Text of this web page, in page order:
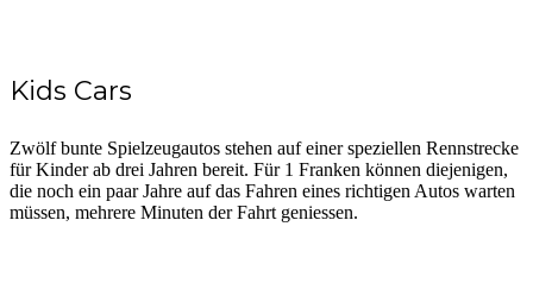
Kids Cars
Zwölf bunte Spielzeugautos stehen auf einer speziellen Rennstrecke
für Kinder ab drei Jahren bereit. Für 1 Franken können diejenigen,
die noch ein paar Jahre auf das Fahren eines richtigen Autos warten
müssen, mehrere Minuten der Fahrt geniessen.